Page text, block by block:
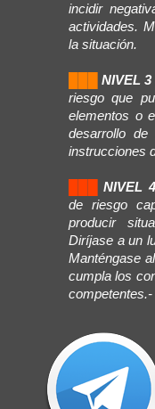
incidir
actividades.
la situación.
███NIVEL 3
riesgo que
elementos o
desarrollo
instrucciones
███NIVEL 4
de riesgo
producir
Diríjase a un
Manténgase
cumpla los
competentes.-